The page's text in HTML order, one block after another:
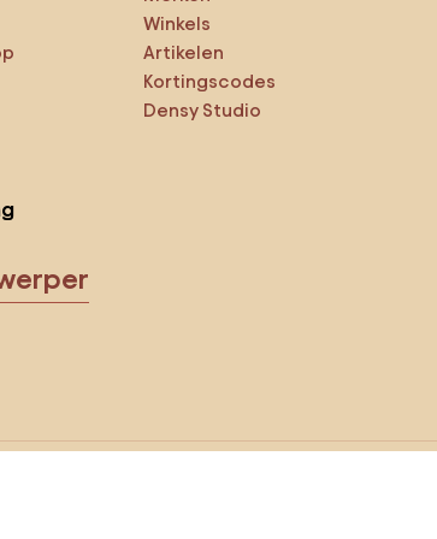
Winkels
Artikelen
Kortingscodes
Densy Studio